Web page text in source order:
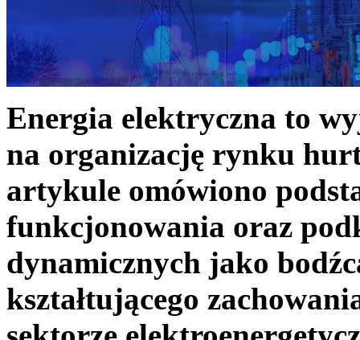
Energia elektryczna to
na organizację rynku
artykule omówiono
funkcjonowania oraz
dynamicznych jako
kształtującego